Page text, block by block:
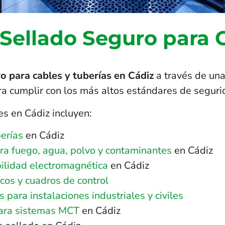
Seguro para
para cables y tuberías en Cádiz a través de
cumplir con los más altos estándares de
en Cádiz incluyen:
en Cádiz
fuego, agua, polvo y contaminantes en Cádiz
electromagnética en Cádiz
y cuadros de control
para instalaciones industriales y civiles
sistemas MCT en Cádiz